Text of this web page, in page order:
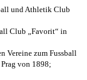
und Athletik Club
Club „Favorit“ in
Vereine zum Fussball
von 1898;